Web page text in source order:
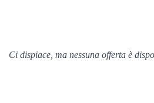
Ci dispiace, ma nessuna offerta è